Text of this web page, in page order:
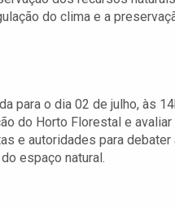
do clima e a
para o dia 02 de julho, às
do Horto Florestal e
e autoridades para
espaço natural.